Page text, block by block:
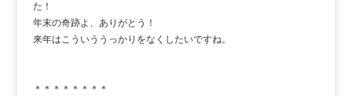
た！
年末の奇跡よ、ありがとう！
来年はこういううっかりをなくしたいですね。
＊＊＊＊＊＊＊＊